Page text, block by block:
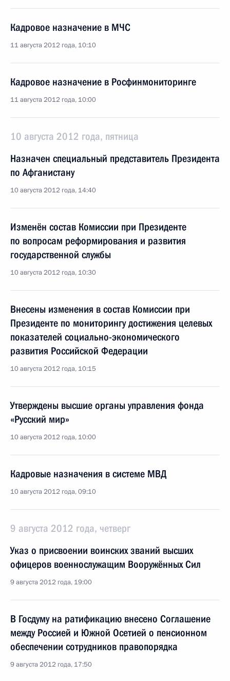
Кадровое назначение в МЧС
11 августа 2012 года, 10:10
Кадровое назначение в Росфинмониторинге
11 августа 2012 года, 10:00
10 августа 2012 года, пятница
Назначен специальный представитель Президента
по Афганистану
10 августа 2012 года, 14:40
Изменён состав Комиссии при Президенте
по вопросам реформирования и развития
государственной службы
10 августа 2012 года, 10:30
Внесены изменения в состав Комиссии при
Президенте по мониторингу достижения целевых
показателей социально-экономического
развития Российской Федерации
10 августа 2012 года, 10:15
Утверждены высшие органы управления фонда
«Русский мир»
10 августа 2012 года, 10:00
Кадровые назначения в системе МВД
10 августа 2012 года, 09:10
9 августа 2012 года, четверг
Указ о присвоении воинских званий высших
офицеров военнослужащим Вооружённых Сил
9 августа 2012 года, 19:00
В Госдуму на ратификацию внесено Соглашение
между Россией и Южной Осетией о пенсионном
обеспечении сотрудников правопорядка
9 августа 2012 года, 17:50